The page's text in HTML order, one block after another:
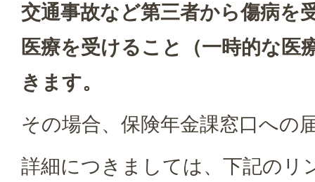
交通事故など第三者から傷病を
医療を受けること（一時的な医
きます。
その場合、保険年金課窓口への
詳細につきましては、下記のリ